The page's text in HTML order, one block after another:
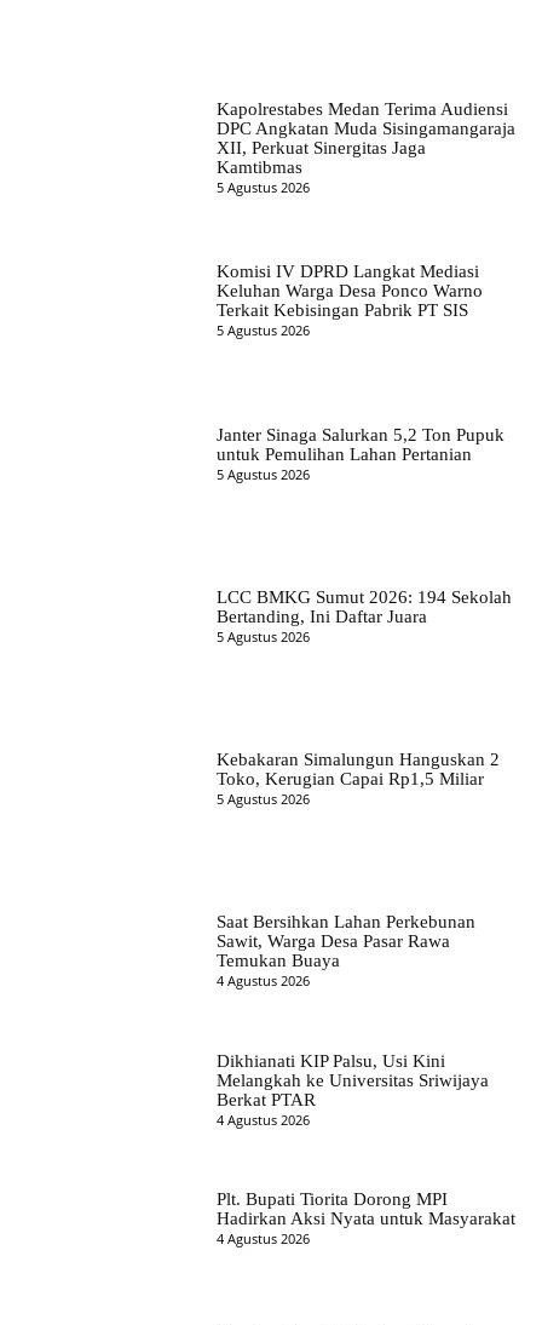
Kapolrestabes Medan Terima Audiensi
DPC Angkatan Muda Sisingamangaraja
XII, Perkuat Sinergitas Jaga
Kamtibmas
5 Agustus 2026
Komisi IV DPRD Langkat Mediasi
Keluhan Warga Desa Ponco Warno
Terkait Kebisingan Pabrik PT SIS
5 Agustus 2026
Janter Sinaga Salurkan 5,2 Ton Pupuk
untuk Pemulihan Lahan Pertanian
5 Agustus 2026
LCC BMKG Sumut 2026: 194 Sekolah
Bertanding, Ini Daftar Juara
5 Agustus 2026
Kebakaran Simalungun Hanguskan 2
Toko, Kerugian Capai Rp1,5 Miliar
5 Agustus 2026
Saat Bersihkan Lahan Perkebunan
Sawit, Warga Desa Pasar Rawa
Temukan Buaya
4 Agustus 2026
Dikhianati KIP Palsu, Usi Kini
Melangkah ke Universitas Sriwijaya
Berkat PTAR
4 Agustus 2026
Plt. Bupati Tiorita Dorong MPI
Hadirkan Aksi Nyata untuk Masyarakat
4 Agustus 2026